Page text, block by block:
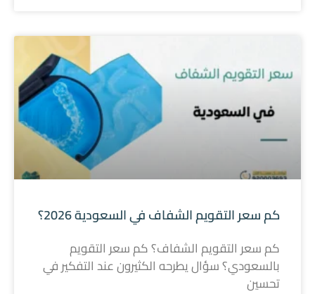
كم سعر التقويم الشفاف في السعودية 2026؟
كم سعر التقويم الشفاف؟ كم سعر التقويم
بالسعودي؟ سؤال يطرحه الكثيرون عند التفكير في
تحسين